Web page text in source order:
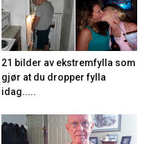
21 bilder av ekstremfylla som
gjør at du dropper fylla
idag.....